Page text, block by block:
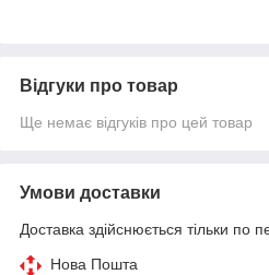
Відгуки про товар
Ще немає відгуків про цей товар
Умови доставки
Доставка здійснюється тільки по
Нова Пошта